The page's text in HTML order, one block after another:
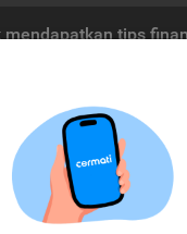
mendapatkan tips
agregasi jasa
dan/atau layanan jasa
produk dan/atau
dan Cermati tidak